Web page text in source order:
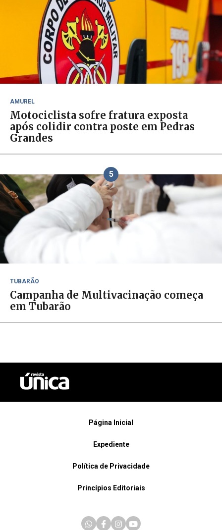
AMUREL
Motociclista sofre fratura exposta
após colidir contra poste em Pedras
Grandes
5
TUBARÃO
Campanha de Multivacinação começa
em Tubarão
Página Inicial
Expediente
Política de Privacidade
Princípios Editoriais